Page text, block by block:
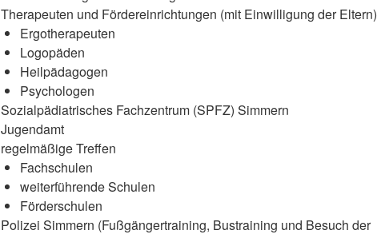
Therapeuten und Fördereinrichtungen (mit Einwilligung der Eltern)
Ergotherapeuten
Logopäden
Heilpädagogen
Psychologen
Sozialpädiatrisches Fachzentrum (SPFZ) Simmern
Jugendamt
regelmäßige Treffen
Fachschulen
weiterführende Schulen
Förderschulen
Polizei Simmern (Fußgängertraining, Bustraining und Besuch der